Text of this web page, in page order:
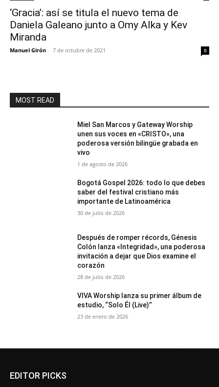
‘Gracia’: así se titula el nuevo tema de
Daniela Galeano junto a Omy Alka y Kev
Miranda
Manuel Girón - 7 de octubre de 2021 0
MOST READ
Miel San Marcos y Gateway Worship
unen sus voces en «CRISTO», una
poderosa versión bilingüe grabada en
vivo
1 de agosto de 2026
Bogotá Gospel 2026: todo lo que debes
saber del festival cristiano más
importante de Latinoamérica
30 de julio de 2026
Después de romper récords, Génesis
Colón lanza «Integridad», una poderosa
invitación a dejar que Dios examine el
corazón
28 de julio de 2026
VIVA Worship lanza su primer álbum de
estudio, “Solo Él (Live)”
23 de enero de 2026
EDITOR PICKS